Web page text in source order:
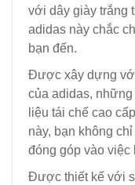
với dây giày trắng
adidas này chắc
bạn đến.
Được xây dựng
của adidas,
liệu tái chế cao
này, bạn không
đóng góp vào việc
Được thiết kế với